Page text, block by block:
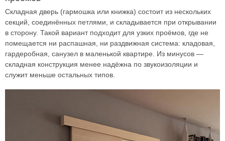
Складная дверь (гармошка или книжка) состоит из нескольких
секций, соединённых петлями, и складывается при открывании
в сторону. Такой вариант подходит для узких проёмов, где не
помещается ни распашная, ни раздвижная система: кладовая,
гардеробная, санузел в маленькой квартире. Из минусов —
складная конструкция менее надёжна по звукоизоляции и
служит меньше остальных типов.